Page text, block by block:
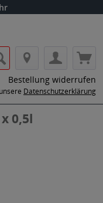
Bestellung widerrufen
Datenschutzerklärung
0,5l